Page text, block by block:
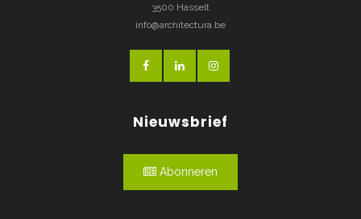
3500 Hasselt
info@architectura.be
Nieuwsbrief
Abonneren